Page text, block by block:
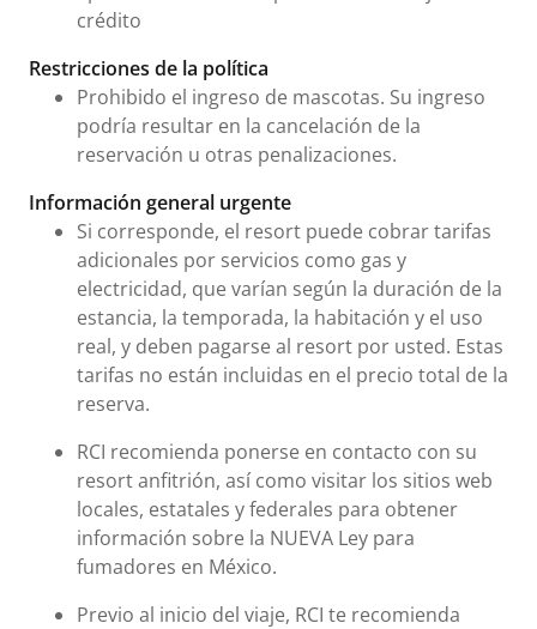
crédito
Restricciones de la política
Prohibido el ingreso de mascotas. Su ingreso
podría resultar en la cancelación de la
reservación u otras penalizaciones.
Información general urgente
Si corresponde, el resort puede cobrar tarifas
adicionales por servicios como gas y
electricidad, que varían según la duración de la
estancia, la temporada, la habitación y el uso
real, y deben pagarse al resort por usted. Estas
tarifas no están incluidas en el precio total de la
reserva.
RCI recomienda ponerse en contacto con su
resort anfitrión, así como visitar los sitios web
locales, estatales y federales para obtener
información sobre la NUEVA Ley para
fumadores en México.
Previo al inicio del viaje, RCI te recomienda